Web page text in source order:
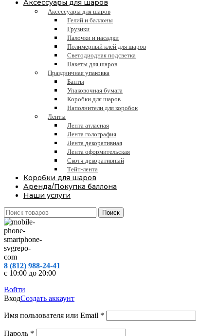
Аксессуары для шаров
Аксессуары для шаров
Гелий и баллоны
Грузики
Палочки и насадки
Полимерный клей для шаров
Светодиодная подсветка
Пакеты для шаров
Праздничная упаковка
Банты
Упаковочная бумага
Коробки для шаров
Наполнители для коробок
Ленты
Лента атласная
Лента голография
Лента декоративная
Лента оформительская
Скотч декоративный
Тейп-лента
Коробки для шаров
Аренда/Покупка баллона
Наши услуги
Поиск
8 (812) 988-24-41
с 10:00 до 20:00
Войти
ВходСоздать аккаунт
Имя пользователя или Email *
Пароль *